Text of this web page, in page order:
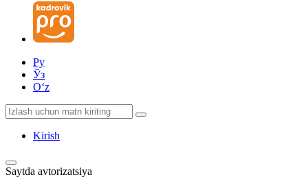
Ру
Ўз
Oʻz
Kirish
Saytda avtorizatsiya